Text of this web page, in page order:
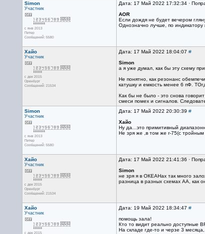
Simon
Участник
с янв 2013
Питер
Сообщений: 5580
Дата: 17 Май 2022 17:32:34 ·
AOR
Если дождя не будет вечером
Однозначно лучше, по индикатору
Хайо
Участник
с дек 2015
Оренбург
Сообщений: 21534
Дата: 17 Май 2022 18:04:07 #
Simon
а я уже думал, как бы эту схему
Не понятно, как резонанс
катушку и емкость менее 6 пФ.
Как бы не было - это снова
смеси помех и сигналов.
Simon
Участник
с янв 2013
Питер
Сообщений: 5580
Дата: 17 Май 2022 20:30:39 #
Хайо
Ну да...это примитивный
Не зря же ,в том же r-75(с тройным
Хайо
Участник
с дек 2015
Оренбург
Сообщений: 21534
Дата: 17 Май 2022 21:41:36 ·
Simon
не зря я в ОКЕАНах так много
разница в разных схемах АА, как
Хайо
Участник
с дек 2015
Дата: 19 Май 2022 18:34:47 #
помощь зала!
Кто то видит реально доступные
На складе где-то и черзе 3 месяца,